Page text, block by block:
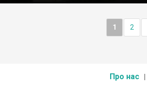
1 2
Про нас